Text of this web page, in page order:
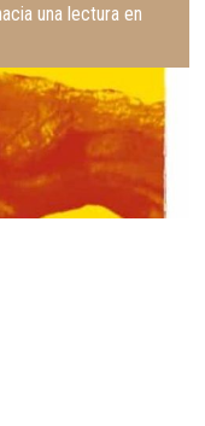
una lectura en